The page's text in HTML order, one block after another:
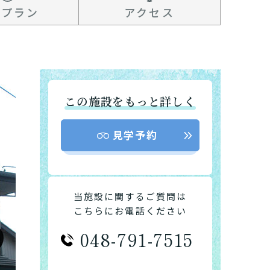
ラン アクセス
この施設をもっと詳しく
見学予約
当施設に関するご質問は
こちらにお電話ください
048-791-7515